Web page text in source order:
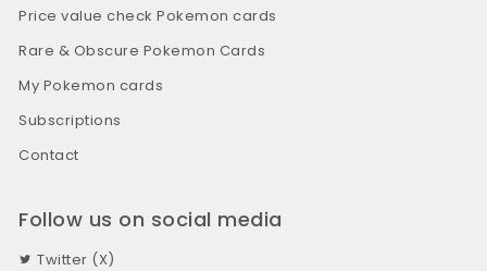
Price value check Pokemon cards
Rare & Obscure Pokemon Cards
My Pokemon cards
Subscriptions
Contact
Follow us on social media
Twitter (X)